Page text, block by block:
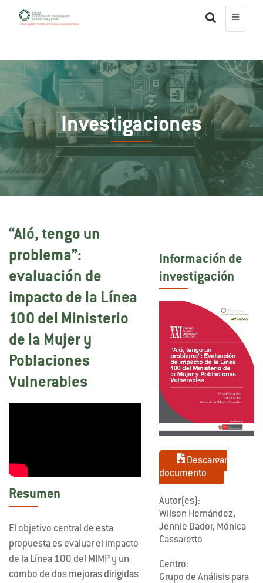
Investigaciones
“Aló, tengo un
problema”:
evaluación de
impacto de la Línea
100 del Ministerio
de la Mujer y
Poblaciones
Vulnerables
Resumen
El objetivo central de esta
propuesta es evaluar el impacto
de la Línea 100 del MIMP y un
combo de dos mejoras dirigidas
Información de
investigación
Descargar
documento
Autor(es):
Wilson Hernández,
Jennie Dador, Mónica
Cassaretto
Centro:
Grupo de Análisis para